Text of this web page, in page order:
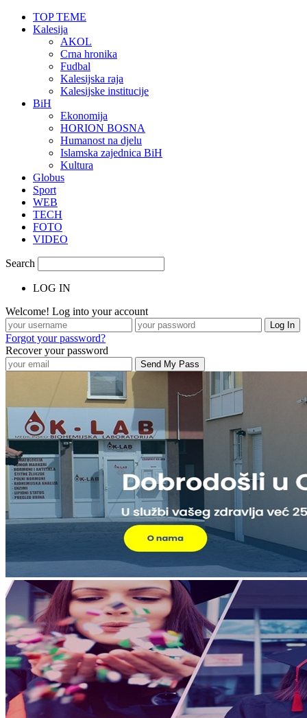
TOP TEME
Kalesija
AKOL
Crna hronika
Fudbal
Kalesijska raja
Kalesijske institucije
BiH
Ekonomija
HORION BOSNA
Humanost na djelu
Islamska zajednica BiH
Kultura
Globus
Sport
WEB
TECH
FOTO
VIDEO
Search
LOG IN
Welcome! Log into your account
Forgot your password?
Recover your password